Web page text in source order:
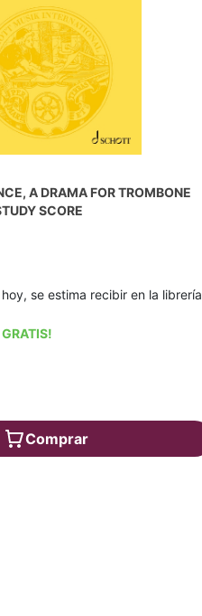
A DRAMA FOR TROMBONE
SCORE
se estima recibir en la librería
Comprar